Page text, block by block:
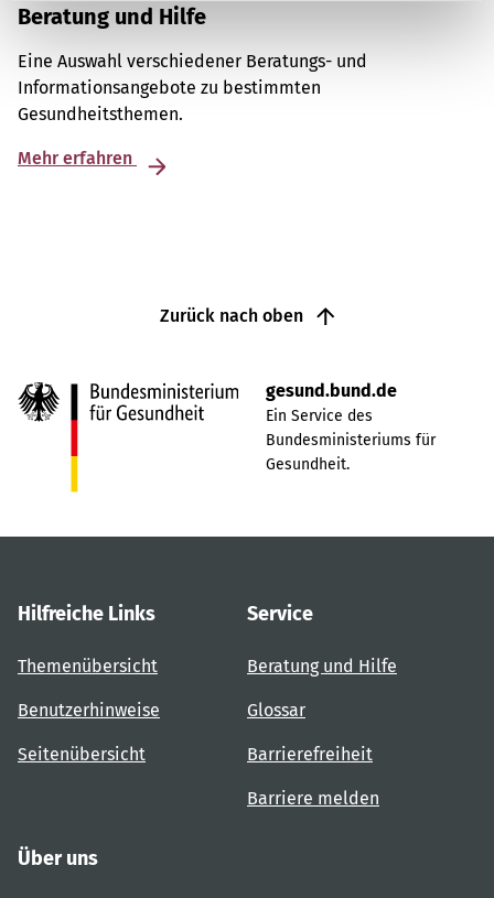
Beratung und Hilfe
Eine Auswahl verschiedener Beratungs- und
Informationsangebote zu bestimmten
Gesundheitsthemen.
Mehr erfahren
Zurück nach oben
gesund.bund.de
Ein Service des
Bundesministeriums für
Gesundheit.
Hilfreiche Links
Themenübersicht
Benutzerhinweise
Seitenübersicht
Service
Beratung und Hilfe
Glossar
Barrierefreiheit
Barriere melden
Über uns